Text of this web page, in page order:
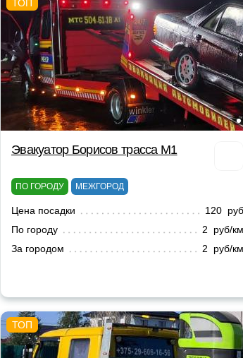
Эвакуатор Борисов трасса М1
ПО ГОРОДУ МЕЖГОРОД
Цена посадки
120 руб
По городу
2 руб/км
За городом
2 руб/км